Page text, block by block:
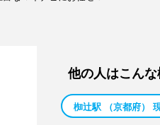
他の人はこん
椥辻駅 （京都府）